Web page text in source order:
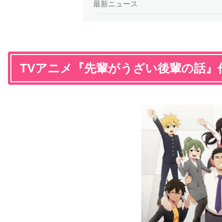
最新ニュース
TVアニメ『先輩がうざい後輩の話』